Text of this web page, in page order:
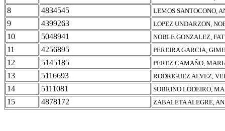
8 4834545 LEMOS SANTOCONO,
9 4399263 LOPEZ UNDARZON,
10 5048941 NOBLE GONZALEZ,
11 4256895 PEREIRA GARCIA,
12 5145185 PEREZ CAMAÑO,
13 5116693 RODRIGUEZ ALVEZ,
14 5111081 SOBRINO LODEIRO,
15 4878172 ZABALETA ALEGRE,